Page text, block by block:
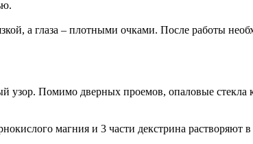
а глаза – плотными очками. После работы
узор. Помимо дверных проемов, опаловые стекла
магния и 3 части декстрина растворяют